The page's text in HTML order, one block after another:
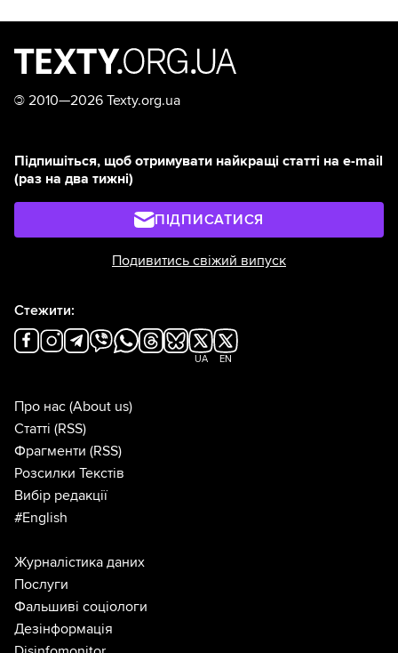
© 2010—2026 Texty.org.ua
Підпишіться, щоб отримувати найкращі статті на e-mail
(раз на два тижні)
ПІДПИСАТИСЯ
Подивитись свіжий випуск
Стежити:
UA EN
Про нас (About us)
Статті (RSS)
Фрагменти (RSS)
Розсилки Текстів
Вибір редакції
#English
Журналістика даних
Послуги
Фальшиві соціологи
Дезінформація